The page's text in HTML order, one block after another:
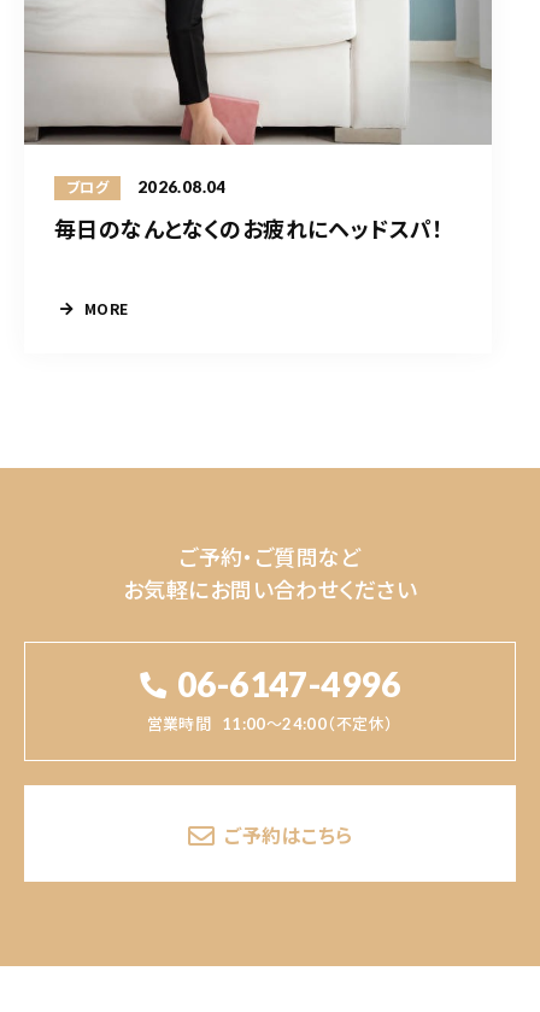
ブログ 2026.08.04
毎日のなんとなくのお疲れにヘッドスパ！
MORE
ご予約・ご質問など
お気軽にお問い合わせください
06-6147-4996
営業時間 11:00～24:00（不定休）
ご予約はこちら